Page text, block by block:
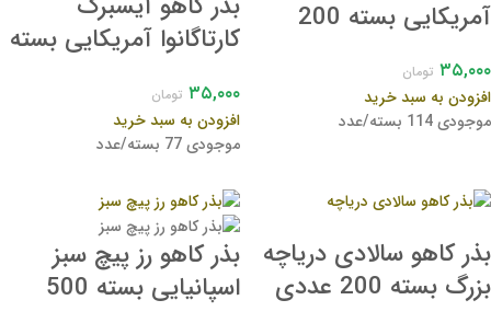
آمریکایی بسته 200
۳۵,۰۰۰ تومان
افزودن به سبد خرید
موجودی 114 بسته/عدد
کارتاگانوا آمریکایی بسته
۳۵,۰۰۰ تومان
افزودن به سبد خرید
موجودی 77 بسته/عدد
بذر کاهو سالادی دریاچه
بزرگ بسته 200 عددی
بذر کاهو رز پیچ سبز
اسپانیایی بسته 500